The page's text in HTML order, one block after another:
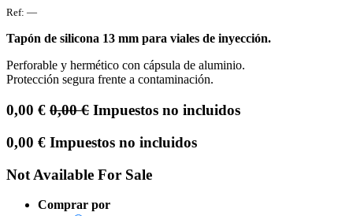
Ref: —
Tapón de silicona 13 mm para viales de inyección.
Perforable y hermético con cápsula de aluminio.
Protección segura frente a contaminación.
0,00 € 0,00€ Impuestos no incluidos
0,00 € Impuestos no incluidos
Not Available For Sale
Comprar por